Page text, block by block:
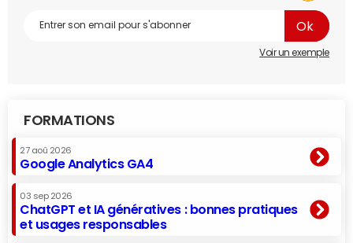
Voir un exemple
FORMATIONS
27 aoû 2026
Google Analytics GA4
03 sep 2026
ChatGPT et IA génératives : bonnes pratiques
et usages responsables